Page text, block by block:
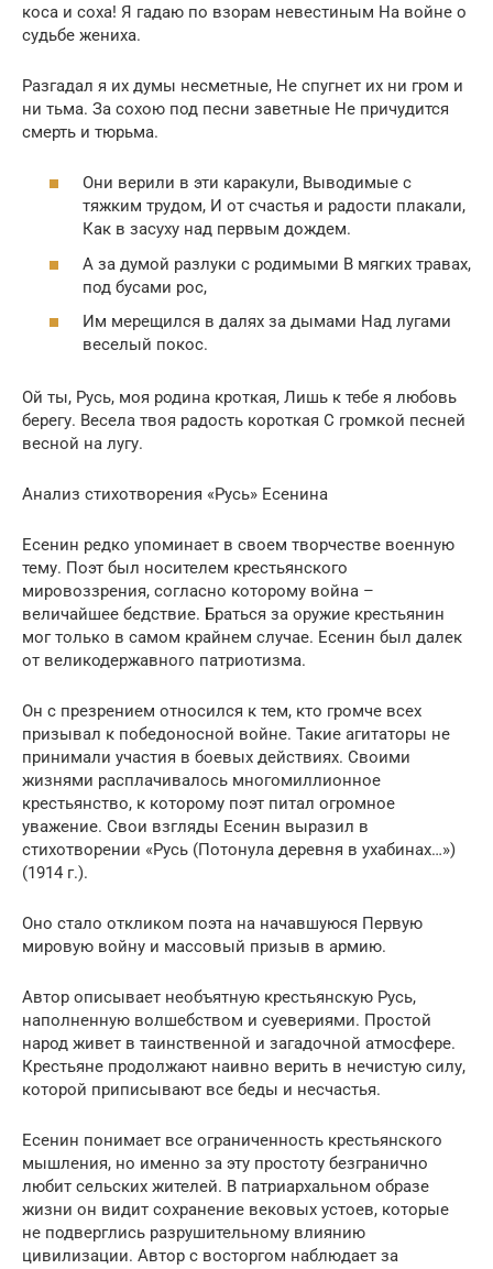
коса и соха! Я гадаю по взорам невестиным На войне о
судьбе жениха.
Разгадал я их думы несметные, Не спугнет их ни гром и
ни тьма. За сохою под песни заветные Не причудится
смерть и тюрьма.
Они верили в эти каракули, Выводимые с
тяжким трудом, И от счастья и радости плакали,
Как в засуху над первым дождем.
А за думой разлуки с родимыми В мягких травах,
под бусами рос,
Им мерещился в далях за дымами Над лугами
веселый покос.
Ой ты, Русь, моя родина кроткая, Лишь к тебе я любовь
берегу. Весела твоя радость короткая С громкой песней
весной на лугу.
Анализ стихотворения «Русь» Есенина
Есенин редко упоминает в своем творчестве военную
тему. Поэт был носителем крестьянского
мировоззрения, согласно которому война –
величайшее бедствие. Браться за оружие крестьянин
мог только в самом крайнем случае. Есенин был далек
от великодержавного патриотизма.
Он с презрением относился к тем, кто громче всех
призывал к победоносной войне. Такие агитаторы не
принимали участия в боевых действиях. Своими
жизнями расплачивалось многомиллионное
крестьянство, к которому поэт питал огромное
уважение. Свои взгляды Есенин выразил в
стихотворении «Русь (Потонула деревня в ухабинах…»)
(1914 г.).
Оно стало откликом поэта на начавшуюся Первую
мировую войну и массовый призыв в армию.
Автор описывает необъятную крестьянскую Русь,
наполненную волшебством и суевериями. Простой
народ живет в таинственной и загадочной атмосфере.
Крестьяне продолжают наивно верить в нечистую силу,
которой приписывают все беды и несчастья.
Есенин понимает все ограниченность крестьянского
мышления, но именно за эту простоту безгранично
любит сельских жителей. В патриархальном образе
жизни он видит сохранение вековых устоев, которые
не подверглись разрушительному влиянию
цивилизации. Автор с восторгом наблюдает за